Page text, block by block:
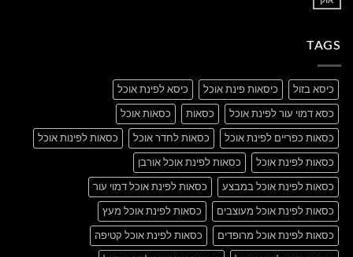
TAGS
כיסא בזול כיסאות פינת אוכל כיסא לפינת אוכל
כסא דמוי עור לפינת אוכל כסאות כסאות אוכל
כסאות כפריים לפינת אוכל כסאות לחדר אוכל כסאות לפינות אוכל
כסאות לפינת אוכל כסאות לפינת אוכל אורבן
כסאות לפינת אוכל במבצע כסאות לפינת אוכל דמוי עור
כסאות לפינת אוכל מעוצבים כסאות לפינת אוכל מעץ
כסאות לפינת אוכל מרופדים כסאות לפינת אוכל קטיפה